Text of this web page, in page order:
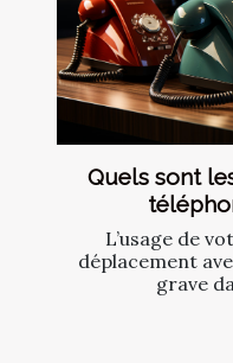
Quels sont
L’usage de
déplacement
grave